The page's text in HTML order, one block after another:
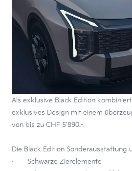
Als exklusive Black Edition
exklusives Design mit einem
von bis zu CHF 5'890.-.
Die Black Edition Sonderausstattung
· Schwarze Zierelemente